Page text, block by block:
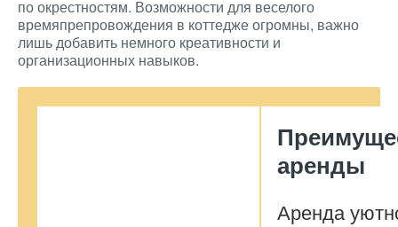
по окрестностям. Возможности для веселого
времяпрепровождения в коттедже огромны, важно
лишь добавить немного креативности и
организационных навыков.
аренды
Аренда